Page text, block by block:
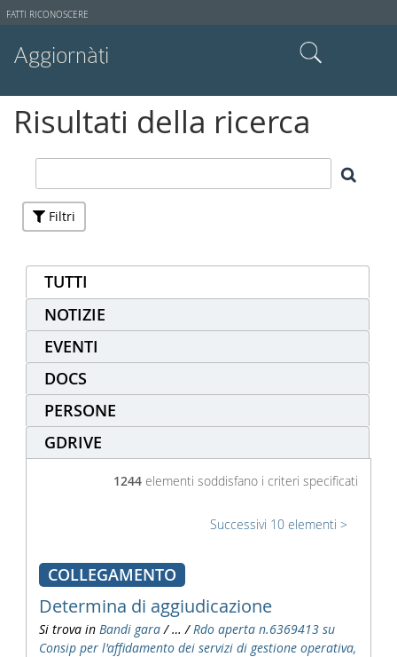
Strumenti
FATTI RICONOSCERE
Aggiornàti
Ricerca avanzata…
Risultati della ricerca
Filtri
TUTTI
NOTIZIE
EVENTI
DOCS
PERSONE
GDRIVE
1244 elementi soddisfano i criteri specificati
Successivi 10 elementi
COLLEGAMENTO
Determina di aggiudicazione
Si trova in Bandi gara /…/Rdo aperta n.6369413 su
Consip per l'affidamento dei servizi di gestione operativa,